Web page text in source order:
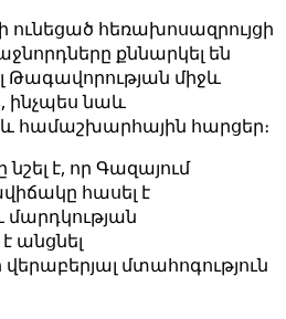
ունեցած հեռախոսազրույցի
քննարկել են
Թագավորության միջև
ինչպես նաև
համաշխարհային հարցեր։
է, որ Գազայում
հասել է
անցնել
մտահոգություն